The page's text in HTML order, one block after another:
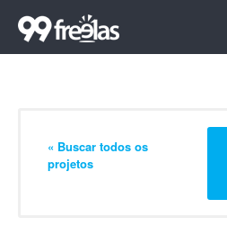
« Buscar todos os
projetos